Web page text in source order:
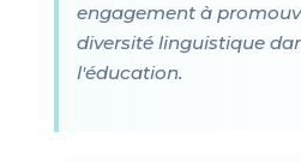
engagement à
diversité linguistique
l'éducation.